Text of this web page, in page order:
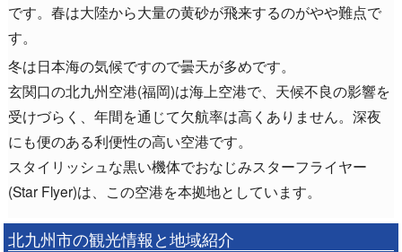
です。春は大陸から大量の黄砂が飛来するのがやや難点で
す。
冬は日本海の気候ですので曇天が多めです。
玄関口の北九州空港(福岡)は海上空港で、天候不良の影響を
受けづらく、年間を通じて欠航率は高くありません。深夜
にも便のある利便性の高い空港です。
スタイリッシュな黒い機体でおなじみスターフライヤー
(Star Flyer)は、この空港を本拠地としています。
北九州市の観光情報と地域紹介